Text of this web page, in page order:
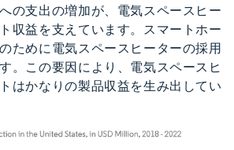
の支出の増加が、電気スペースヒー
収益を支えています。スマートホー
ために電気スペースヒーターの採用
。この要因により、電気スペースヒ
はかなりの製品収益を生み出してい